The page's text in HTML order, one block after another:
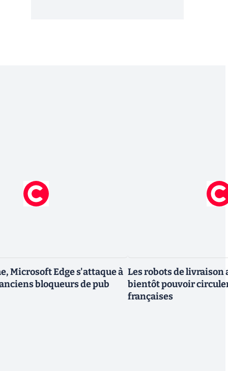
Microsoft Edge s'attaque à
bloqueurs de pub
Les robots de livraison
bientôt pouvoir
françaises